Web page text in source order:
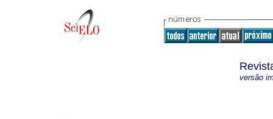
versão